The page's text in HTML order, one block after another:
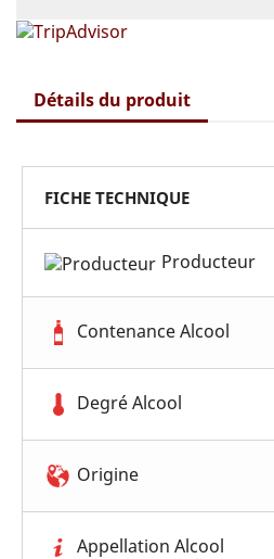
Détails du produit
FICHE TECHNIQUE
Producteur
Contenance Alcool
Degré Alcool
Origine
Appellation Alcool